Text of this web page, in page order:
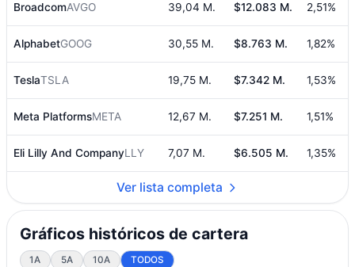
BroadcomAVGO 39,04 M. $12.083 M. 2,51%
AlphabetGOOG 30,55 M. $8.763 M. 1,82%
TeslaTSLA 19,75 M. $7.342 M. 1,53%
Meta PlatformsMETA 12,67 M. $7.251 M. 1,51%
Eli Lilly And CompanyLLY 7,07 M. $6.505 M. 1,35%
Ver lista completa
Gráficos históricos de cartera
1A 5A 10A TODOS